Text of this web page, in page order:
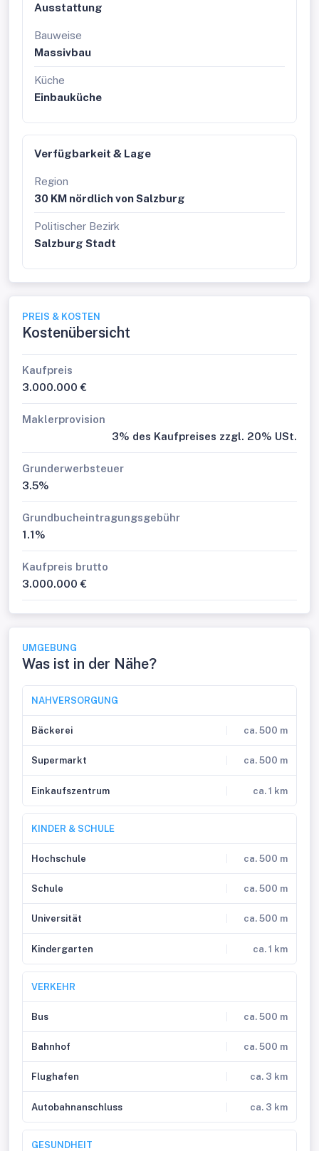
Ausstattung
Bauweise
Massivbau
Küche
Einbauküche
Verfügbarkeit & Lage
Region
30 KM nördlich von Salzburg
Politischer Bezirk
Salzburg Stadt
PREIS & KOSTEN
Kostenübersicht
Kaufpreis
3.000.000 €
Maklerprovision
3% des Kaufpreises zzgl. 20% USt.
Grunderwerbsteuer
3.5%
Grundbucheintragungsgebühr
1.1%
Kaufpreis brutto
3.000.000 €
UMGEBUNG
Was ist in der Nähe?
NAHVERSORGUNG
Bäckerei ca. 500 m
Supermarkt ca. 500 m
Einkaufszentrum ca. 1 km
KINDER & SCHULE
Hochschule ca. 500 m
Schule ca. 500 m
Universität ca. 500 m
Kindergarten ca. 1 km
VERKEHR
Bus ca. 500 m
Bahnhof ca. 500 m
Flughafen ca. 3 km
Autobahnanschluss ca. 3 km
GESUNDHEIT